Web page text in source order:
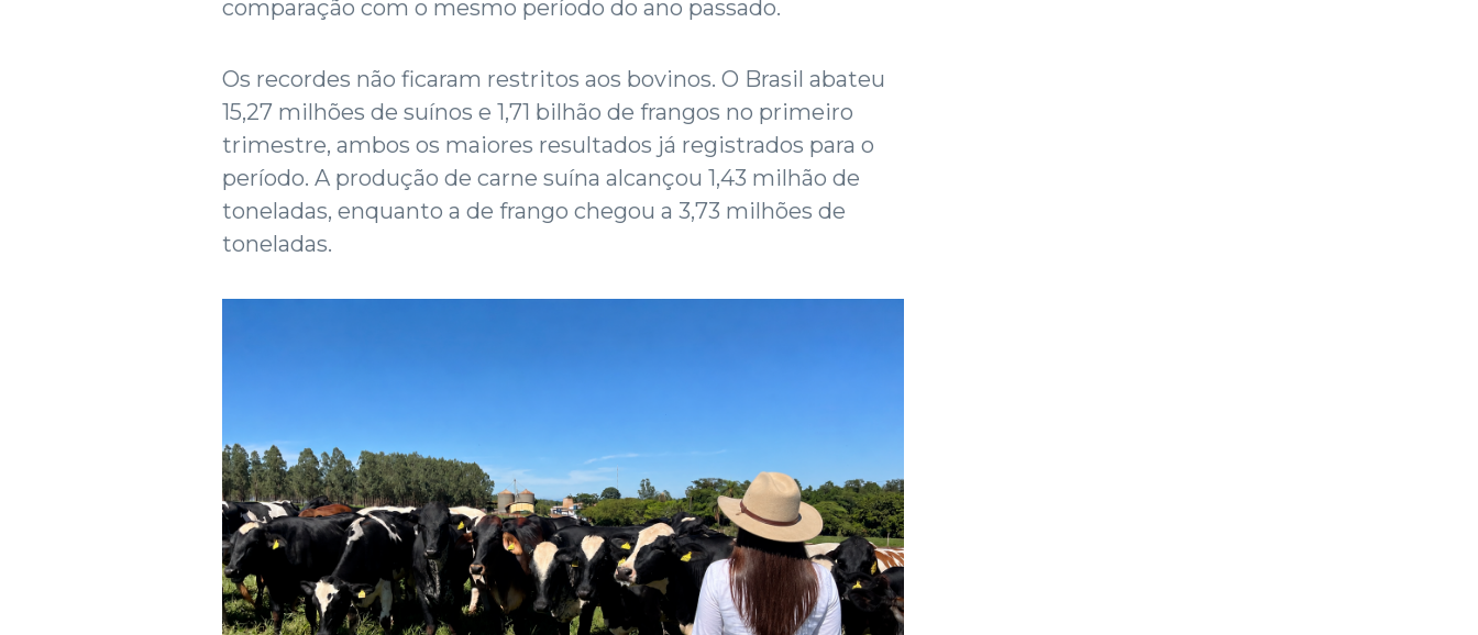
comparação com o mesmo período do ano passado.
Os recordes não ficaram restritos aos bovinos. O Brasil abateu
15,27 milhões de suínos e 1,71 bilhão de frangos no primeiro
trimestre, ambos os maiores resultados já registrados para o
período. A produção de carne suína alcançou 1,43 milhão de
toneladas, enquanto a de frango chegou a 3,73 milhões de
toneladas.